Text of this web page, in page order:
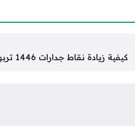
كيفية زيادة نقاط جدارات 1446 تربوي وغير تربوي